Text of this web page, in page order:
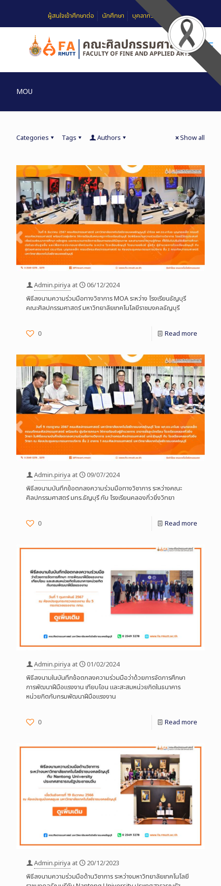
ผู้สนใจเข้าศึกษาต่อ นักศึกษา บุคลากร
MOU
Categories Tags Authors Show all
Admin.piriya at
06/12/2024
พิธีลงนามความร่วมมือทางวิชาการ MOA ระหว่าง โรงเรียนธัญบุรี
คณะศิลปกรรมศาสตร์ มหาวิทยาลัยเทคโนโลยีราชมงคลธัญบุรี
0 Read more
Admin.piriya at
09/07/2024
พิธีลงนามบันทึกข้อตกลงความร่วมมือทางวิชาการ ระหว่างคณะ
ศิลปกรรมศาสตร์ มทร.ธัญบุรี กับ โรงเรียนคลองกิ่วยิ่งวิทยา
0 Read more
Admin.piriya at
01/02/2024
พิธีลงนามในบันทึกข้อตกลงความร่วมมือว่าด้วยการจัดการศึกษา
การพัฒนาฝีมือแรงงาน เทียบโอน และสะสมหน่วยกิตในธนาคาร
หน่วยกิตกับกรมพัฒนาฝีมือแรงงาน
0 Read more
Admin.piriya at
20/12/2023
พิธีลงนามความร่วมมือด้านวิชาการ ระหว่างมหาวิทยาลัยเทคโนโลยี